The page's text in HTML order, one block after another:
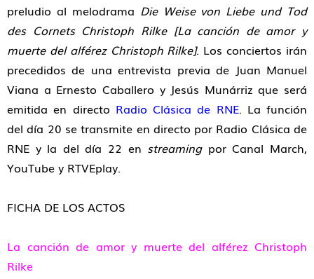
preludio al melodrama Die Weise von Liebe und Tod
des Cornets Christoph Rilke [La canción de amor y
muerte del alférez Christoph Rilke]. Los conciertos irán
precedidos de una entrevista previa de Juan Manuel
Viana a Ernesto Caballero y Jesús Munárriz que será
emitida en directo Radio Clásica de RNE. La función
del día 20 se transmite en directo por Radio Clásica de
RNE y la del día 22 en streamingpor Canal March,
YouTube y RTVEplay.
FICHA DE LOS ACTOS
La canción de amor y muerte del alférez Christoph
Rilke